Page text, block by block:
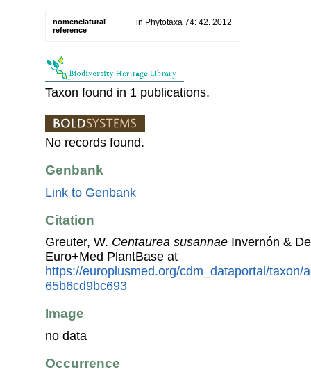
nomenclatural
reference
in Phytotaxa 74: 42. 2012
Taxon found in 1 publications.
No records found.
Genbank
Link to Genbank
Citation
Greuter, W. Centaurea susannae Invernón &
Euro+Med PlantBase at
https://europlusmed.org/cdm_dataportal/taxon/
65b6cd9bc693
Image
no data
Occurrence